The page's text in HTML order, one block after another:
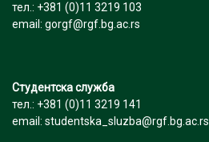
тел.: +381 (0)11 3219 103
email: gorgf@rgf.bg.ac.rs
Студентска служба
тел.: +381 (0)11 3219 141
email: studentska_sluzba@rgf.bg.ac.rs